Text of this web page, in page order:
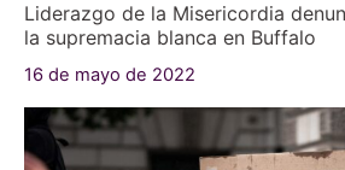
Liderazgo de la Misericordia
la supremacia blanca en Buffalo
16 de mayo de 2022